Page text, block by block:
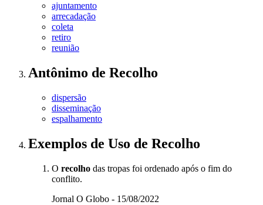
ajuntamento
arrecadação
coleta
retiro
reunião
Antônimo de Recolho
dispersão
disseminação
espalhamento
Exemplos de Uso de Recolho
O recolho das tropas foi ordenado após o fim do
conflito.
Jornal O Globo - 15/08/2022